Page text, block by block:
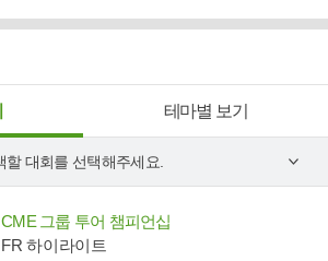
테마별 보기
CME 그룹 투어 챔피언십
FR 하이라이트